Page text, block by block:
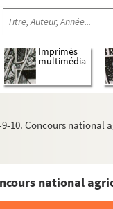
Imprimés
multimédia
9-10. Concours national
national
diverses